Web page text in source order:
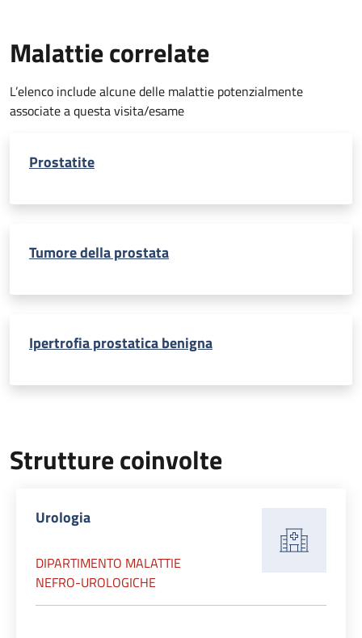
Malattie correlate
L’elenco include alcune delle malattie potenzialmente
associate a questa visita/esame
Prostatite
Tumore della prostata
Ipertrofia prostatica benigna
Strutture coinvolte
Urologia
DIPARTIMENTO MALATTIE
NEFRO-UROLOGICHE